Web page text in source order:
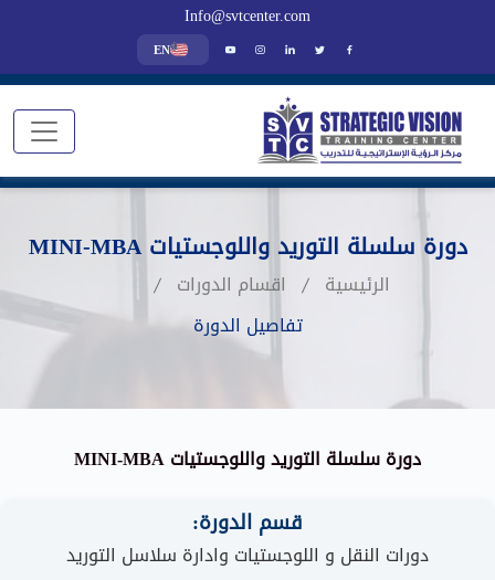
Info@svtcenter.com
EN
دورة سلسلة التوريد واللوجستيات MINI-MBA
الرئيسية
اقسام الدورات
تفاصيل الدورة
دورة سلسلة التوريد واللوجستيات MINI-MBA
قسم الدورة:
دورات النقل و اللوجستيات وادارة سلاسل التوريد